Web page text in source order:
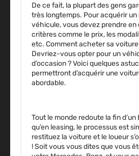
De ce fait, la plupart des gens
très longtemps. Pour acquérir
véhicule, vous devez prendre
critères comme le prix, les
etc. Comment acheter sa
Devriez-vous opter pour un
d’occasion ? Voici quelques
permettront d’acquérir une
abordable.
Tout le monde redoute la fin
qu’en leasing, le processus est
restituez la voiture et le loueur
! Soit vous vous dites que vous